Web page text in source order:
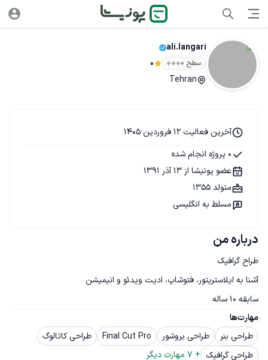
ali.langari
سطح ۰ 0
Tehran
درباره من
سابقه 10 ساله
مهارت‌ها
طراحی بنر
طراحی بروشور Final Cut Pro
طراحی کاتالوگ
طراحی گرافیک +
7 مهارت دیگر
آخرین فعالیت 12 فروردین 1405
0 پروژه انجام شده
عضو پونیشا از 13 آذر 1391
متولد 1355
مسلط به انگلیسی